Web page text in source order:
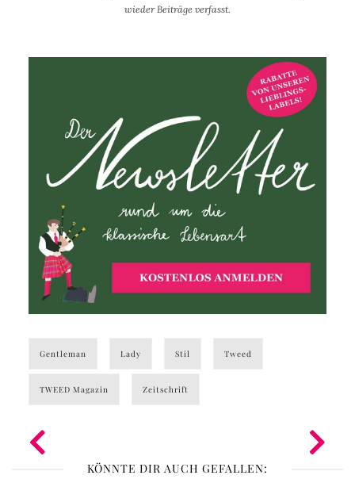
wieder Beiträge verfasst.
Gentleman Lady Stil Tweed
TWEED Magazin Zeitschrift
KÖNNTE DIR AUCH GEFALLEN: